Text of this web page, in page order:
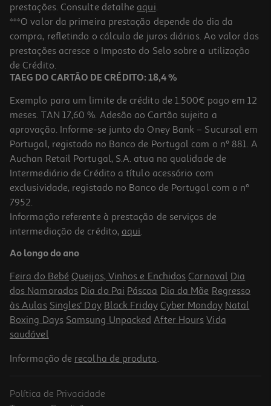
Treats Cão Naturea Pato Semi-Moist 100g
28.9 €/Kg
2,89 €
Snacks Cão Naturea Biscoitos Noz E Mel 140g
30.64 €/Kg
4,29 €
prestações. Consulte detalhe aqui.
***O valor da primeira prestação depende do dia da
compra, refletindo o cálculo de juros diários. Ao valor das
prestações acresce o Imposto do Selo sobre a utilização
de Crédito.
TAEG DO CARTÃO DE CRÉDITO: 18,4 %
Exemplo para um limite de crédito de 1.500€ pago em 12
meses. TAN 17,60 %. Adesão ao Cartão sujeita a
aprovação. Informe-se junto do Oney Bank – Sucursal em
Portugal, registado no Banco de Portugal com o nº 881. A
Auchan Retail Portugal, S.A. atua na qualidade de
Intermediário de Crédito a título acessório com
exclusividade, registado no Banco de Portugal com o nº
7952.
Informação referente à prestação de serviços de
intermediação de crédito, aqui.
Ao longo do ano
Feira do Bebé Queijos, Vinhos e Enchidos Carnaval Dia
dos Namorados Dia do Pai Páscoa Dia da Mãe Regresso
às Aulas Singles' Day Black Friday Cyber Monday Natal
Boxing Days Samsung Unpacked After Hours Vida
saudável
Informação de recolha de produto.
Política de Privacidade